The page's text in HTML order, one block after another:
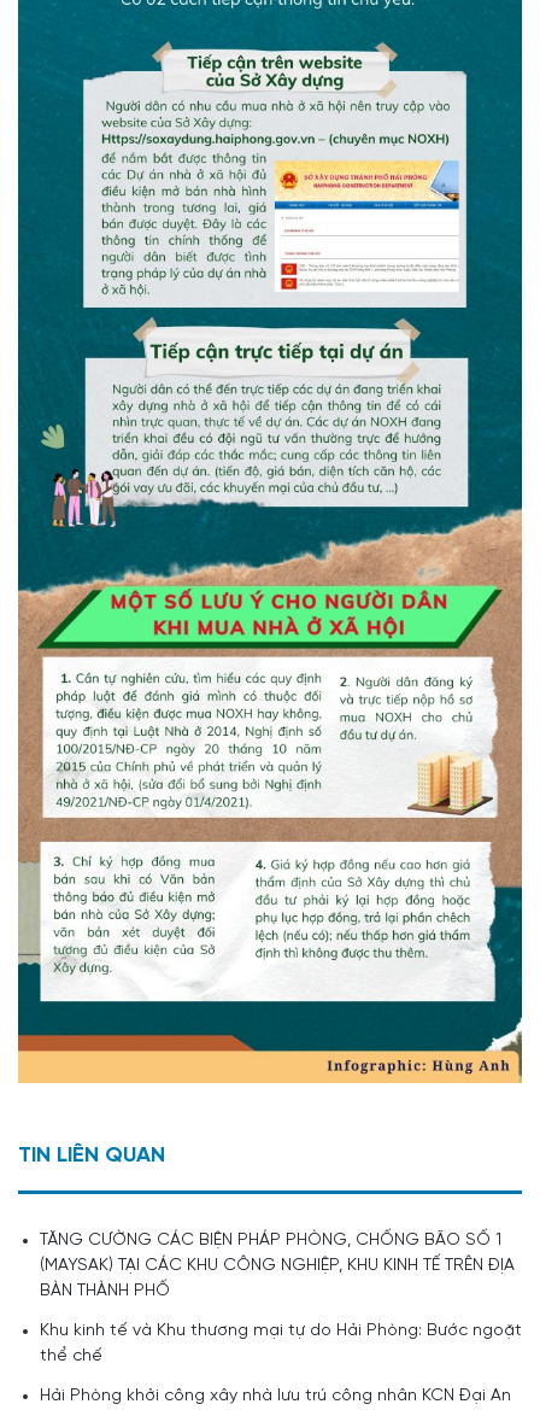
TIN LIÊN QUAN
TĂNG CƯỜNG CÁC BIỆN PHÁP PHÒNG, CHỐNG BÃO SỐ 1
(MAYSAK) TẠI CÁC KHU CÔNG NGHIỆP, KHU KINH TẾ TRÊN ĐỊA
BÀN THÀNH PHỐ
Khu kinh tế và Khu thương mại tự do Hải Phòng: Bước ngoặt
thể chế
Hải Phòng khởi công xây nhà lưu trú công nhân KCN Đại An